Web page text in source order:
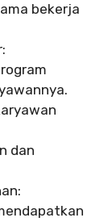
bekerja
dan